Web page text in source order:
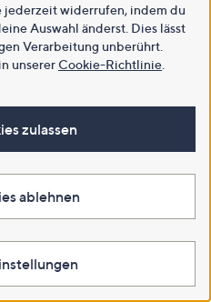
jederzeit widerrufen, indem du
Auswahl änderst. Dies lässt
Verarbeitung unberührt.
unsererCookie-Richtlinie
zulassen
ablehnen